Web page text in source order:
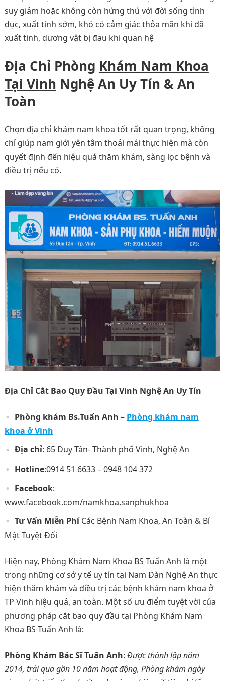
suy giảm hoặc không còn hứng thú với đời sống tình
dục, xuất tinh sớm, khó có cảm giác thỏa mãn khi đã
xuất tinh, dương vật bị đau khi quan hệ
Địa Chỉ Phòng Khám Nam Khoa
Tại Vinh Nghệ An Uy Tín & An
Toàn
Chọn địa chỉ khám nam khoa tốt rất quan trọng, không
chỉ giúp nam giới yên tâm thoải mái thực hiện mà còn
quyết định đến hiệu quả thăm khám, sàng lọc bệnh và
điều trị nếu có.
Địa Chỉ Cắt Bao Quy Đầu Tại Vinh Nghệ An Uy Tín
Phòng khám Bs.Tuấn Anh – Phòng khám nam
khoa ở Vinh
Địa chỉ: 65 Duy Tân- Thành phố Vinh, Nghệ An
Hotline:0914 51 6633 – 0948 104 372
Facebook:
www.facebook.com/namkhoa.sanphukhoa
Tư Vấn Miễn PhíCác Bệnh Nam Khoa, An Toàn & Bí
Mật Tuyệt Đối
Hiện nay, Phòng Khám Nam Khoa BS Tuấn Anh là một
trong những cơ sở y tế uy tín tại Nam Đàn Nghệ An thực
hiện thăm khám và điều trị các bệnh khám nam khoa ở
TP Vinh hiệu quả, an toàn. Một số ưu điểm tuyệt vời của
phương pháp cắt bao quy đầu tại Phòng Khám Nam
Khoa BS Tuấn Anh là:
Phòng Khám Bác Sĩ Tuấn Anh: Được thành lập năm
2014, trải qua gần 10 năm hoạt động, Phòng khám ngày